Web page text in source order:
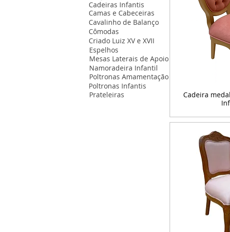
Camas e Cabeceiras
Cadeiras Infantis
Cavalinho de Balanço
Cômodas
Criado Luiz XV e XVII
Cadeira
Espelhos
Namoradeira Infantil
Mesas Laterais de Apoio
Poltronas Amamentação
Poltronas Infantis
Prateleiras